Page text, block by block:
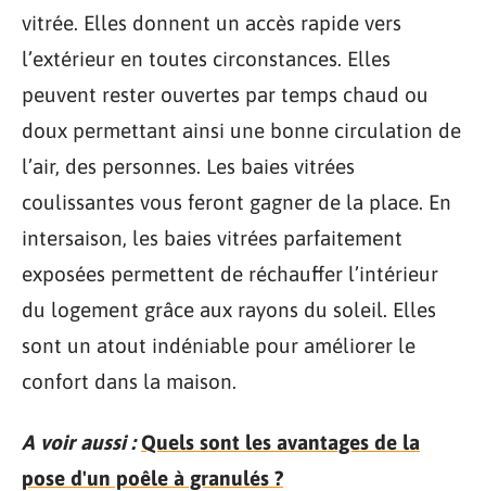
vitrée. Elles donnent un accès rapide vers
l’extérieur en toutes circonstances. Elles
peuvent rester ouvertes par temps chaud ou
doux permettant ainsi une bonne circulation de
l’air, des personnes. Les baies vitrées
coulissantes vous feront gagner de la place. En
intersaison, les baies vitrées parfaitement
exposées permettent de réchauffer l’intérieur
du logement grâce aux rayons du soleil. Elles
sont un atout indéniable pour améliorer le
confort dans la maison.
A voir aussi : Quels sont les avantages de la
pose d'un poêle à granulés ?